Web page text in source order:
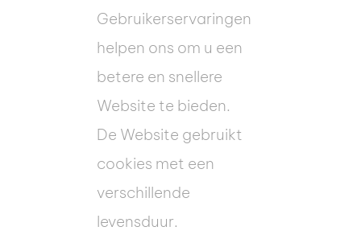
Gebruikerservaringen
helpen ons om u een
betere en snellere
Website te bieden.
De Website gebruikt
cookies met een
verschillende
levensduur.